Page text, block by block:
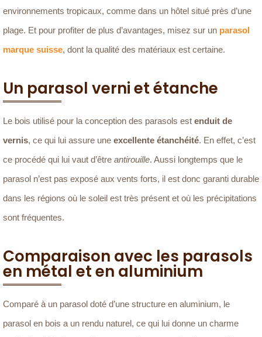
environnements tropicaux, comme dans un hôtel situé près d’une
plage. Et pour profiter de plus d’avantages, misez sur un parasol
marque suisse, dont la qualité des matériaux est certaine.
Un parasol verni et étanche
Le bois utilisé pour la conception des parasols est enduit de
vernis, ce qui lui assure une excellente étanchéité. En effet, c’est
ce procédé qui lui vaut d’être antirouille. Aussi longtemps que le
parasol n’est pas exposé aux vents forts, il est donc garanti durable
dans les régions où le soleil est très présent et où les précipitations
sont fréquentes.
Comparaison avec les parasols
en métal et en aluminium
Comparé à un parasol doté d’une structure en aluminium, le
parasol en bois a un rendu naturel, ce qui lui donne un charme